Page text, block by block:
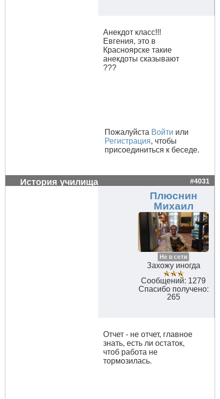
Анекдот класс!!!
Евгения, это в
Красноярске такие
анекдоты сказывают
???
Пожалуйста Войти или
Регистрация, чтобы
присоединиться к беседе.
История училища #4031
Плюснин
Михаил
Не в сети
Захожу иногда
Сообщений: 1279
Спасибо получено:
265
Отчет - не отчет, главное
знать, есть ли остаток,
чтоб работа не
тормозилась.